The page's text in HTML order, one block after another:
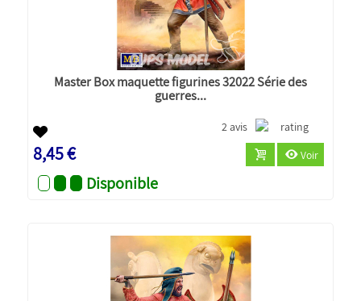
Master Box maquette figurines 32022 Série des
guerres...
2 avis
8,45 € Voir
Disponible